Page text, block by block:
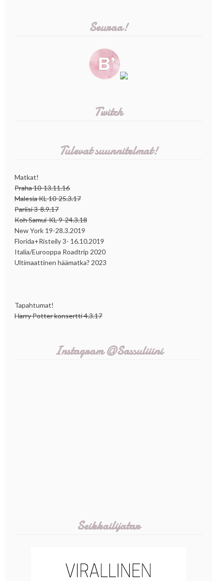
Seuraa!
Twitch
Tulevat suunnitelmat!
Matkat!
Praha 10-13.11.16
Malesia KL 10-25.3.17
Pariisi 3-8.9.17
Koh Samui-KL 9-24.3.18
New York 19-28.3.2019
Florida+Risteily 3- 16.10.2019
Italia/Eurooppa Roadtrip 2020
Ultimaattinen häämatka? 2023
Tapahtumat!
Harry Potter konsertti 4.3.17
Instagram @Sassuliiini
Seikkailijatar